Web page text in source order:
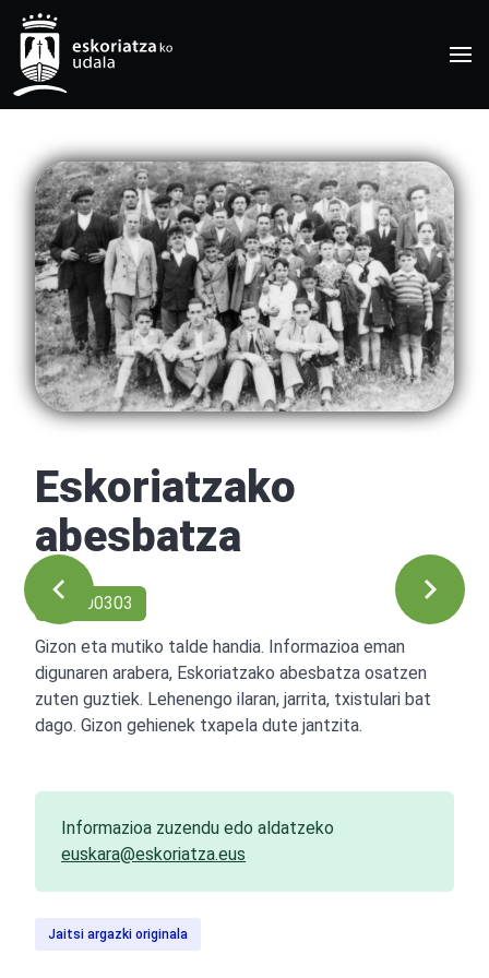
Eskoriatzako
abesbatza
Ref: 00303
Gizon eta mutiko talde handia. Informazioa eman
digunaren arabera, Eskoriatzako abesbatza osatzen
zuten guztiek. Lehenengo ilaran, jarrita, txistulari bat
dago. Gizon gehienek txapela dute jantzita.
Informazioa zuzendu edo aldatzeko
euskara@eskoriatza.eus
Jaitsi argazki originala